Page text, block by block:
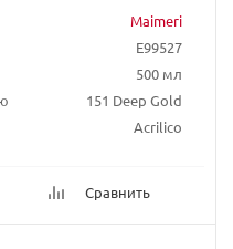
Maimeri
E99527
500 мл
151 Deep Gold
Acrilico
Сравнить